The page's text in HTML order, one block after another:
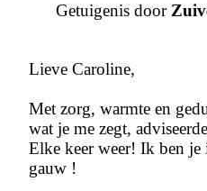
Getuigenis door
Lieve Caroline,
Met zorg, warmte en
wat je me zegt,
Elke keer weer! Ik ben
gauw !